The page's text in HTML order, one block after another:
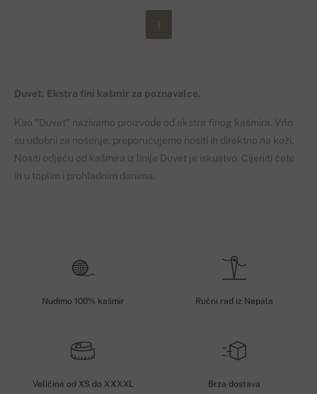
Duvet. Ekstra fini kašmir za poznavalce.
Kao "Duvet" nazivamo proizvode od ekstra finog kašmira. Vrlo
su udobni za nošenje preporučujemo nositi ih direktno na koži
Nositi odjeću od kašmira iz linije Duvet je iskustvo . Cijeniti ćete
ih u toplim i prohladnim danima
Nudimo 100% kašmir Ručni rad iz Nepala
Veličine od XS do XXXXL Brza dostava